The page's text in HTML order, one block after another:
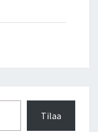
Tilaa